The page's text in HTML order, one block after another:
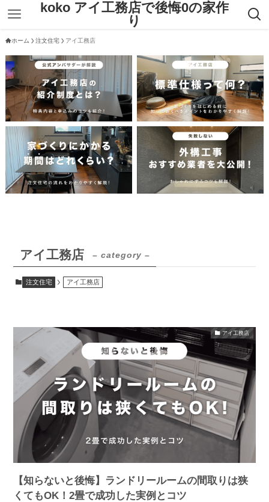
koko アイ工務店で後悔0の家作
り
ホーム 注文住宅 アイ工務店
アイ工務店 – category –
注文住宅 アイ工務店
アイ工務店
【知らないと後悔】ランドリールームの間取りは狭
くてもOK！2畳で成功した実例とコツ